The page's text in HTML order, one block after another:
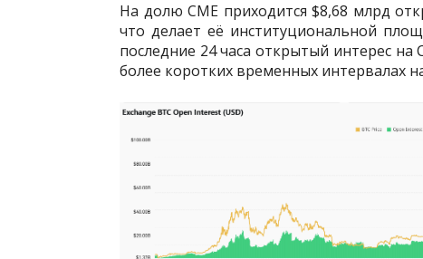
На долю CME приходится $8,68 млрд
что делает её институциональной
последние 24 часа открытый интерес на
более коротких временных интервалах